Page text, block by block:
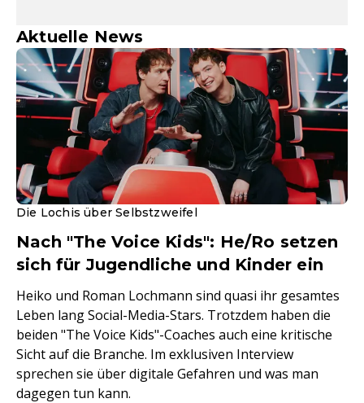
Aktuelle News
Die Lochis über Selbstzweifel
Nach "The Voice Kids": He/Ro setzen
sich für Jugendliche und Kinder ein
Heiko und Roman Lochmann sind quasi ihr gesamtes
Leben lang Social-Media-Stars. Trotzdem haben die
beiden "The Voice Kids"-Coaches auch eine kritische
Sicht auf die Branche. Im exklusiven Interview
sprechen sie über digitale Gefahren und was man
dagegen tun kann.